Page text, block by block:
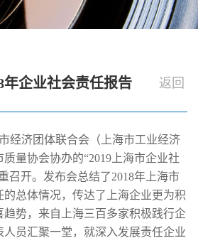
年企业社会责任报告 返回
经济团体联合会（上海市工业经济
量协会协办的“2019上海市企业社
召开。发布会总结了2018年上海市
总体情况，传达了上海企业更为积
势，来自上海三百多家积极践行企
员汇聚一堂，就深入发展责任企业